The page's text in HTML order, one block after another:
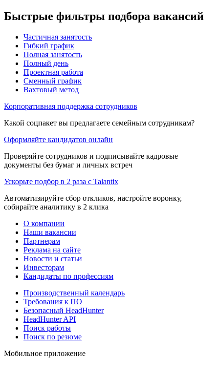
Быстрые фильтры подбора вакансий
Частичная занятость
Гибкий график
Полная занятость
Полный день
Проектная работа
Сменный график
Вахтовый метод
Корпоративная поддержка сотрудников
Какой соцпакет вы предлагаете семейным сотрудникам?
Оформляйте кандидатов онлайн
Проверяйте сотрудников и подписывайте кадровые
документы без бумаг и личных встреч
Ускорьте подбор в 2 раза с Talantix
Автоматизируйте сбор откликов, настройте воронку,
собирайте аналитику в 2 клика
О компании
Наши вакансии
Партнерам
Реклама на сайте
Новости и статьи
Инвесторам
Кандидаты по профессиям
Производственный календарь
Требования к ПО
Безопасный HeadHunter
HeadHunter API
Поиск работы
Поиск по резюме
Мобильное приложение